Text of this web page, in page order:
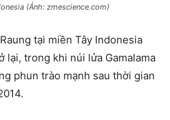
(Ảnh: zmescience.com)
tại miền Tây Indonesia
lại, trong khi núi lửa Gamalama
phun trào mạnh sau thời gian